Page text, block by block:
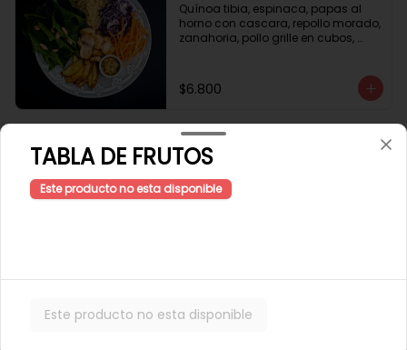
Quínoa tibia, espinaca, papas al
horno con cascara, repollo morado,
zanahoria, pollo grille en cubos,
$6.800
Pollo miso
cilantro, repollo morado, zanahoria,
pollo grille en cubos, aderezo de
Sandwich 🍔
TABLA DE FRUTOS
Este producto no esta disponible
Este producto no esta disponible